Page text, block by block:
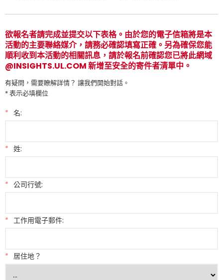
欲報名者請完成並提交以下表格。由於您的電子信箱將是本
活動的主要聯絡媒介，請務必確認填寫正確。另為確保您能
順利收到本活動的相關訊息，請於報名前確認您已將此網域
@INSIGHTS.UL.COM 新增至安全的寄件者清單中。
有疑問，需要瞭解詳情？ 讓我們開始對話。
* 表示必填欄位
* 名:
* 姓:
* 公司行號:
* 工作用電子郵件:
* 居住地？